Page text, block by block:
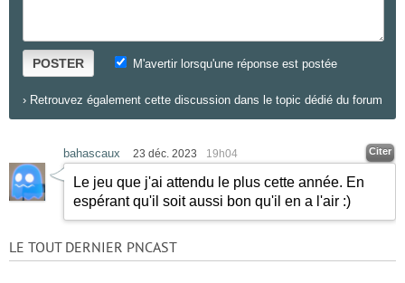
POSTER M'avertir lorsqu'une réponse est postée
› Retrouvez également cette discussion dans le topic dédié du forum
bahascaux 23 déc. 2023 19h04 Citer
Le jeu que j'ai attendu le plus cette année. En
espérant qu'il soit aussi bon qu'il en a l'air :)
LE TOUT DERNIER PNCAST